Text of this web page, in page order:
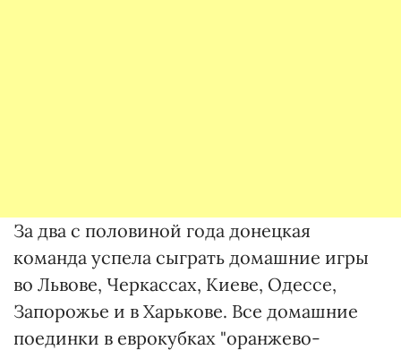
За два с половиной года донецкая
команда успела сыграть домашние игры
во Львове, Черкассах, Киеве, Одессе,
Запорожье и в Харькове. Все домашние
поединки в еврокубках "оранжево-